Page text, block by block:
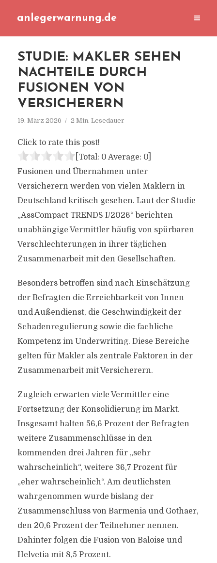
anlegerwarnung.de
STUDIE: MAKLER SEHEN
NACHTEILE DURCH
FUSIONEN VON
VERSICHERERN
19. März 2026 2 Min. Lesedauer
Click to rate this post!
[Total: 0 Average: 0]
Fusionen und Übernahmen unter
Versicherern werden von vielen Maklern in
Deutschland kritisch gesehen. Laut der Studie
„AssCompact TRENDS I/2026“ berichten
unabhängige Vermittler häufig von spürbaren
Verschlechterungen in ihrer täglichen
Zusammenarbeit mit den Gesellschaften.
Besonders betroffen sind nach Einschätzung
der Befragten die Erreichbarkeit von Innen-
und Außendienst, die Geschwindigkeit der
Schadenregulierung sowie die fachliche
Kompetenz im Underwriting. Diese Bereiche
gelten für Makler als zentrale Faktoren in der
Zusammenarbeit mit Versicherern.
Zugleich erwarten viele Vermittler eine
Fortsetzung der Konsolidierung im Markt.
Insgesamt halten 56,6 Prozent der Befragten
weitere Zusammenschlüsse in den
kommenden drei Jahren für „sehr
wahrscheinlich“, weitere 36,7 Prozent für
„eher wahrscheinlich“. Am deutlichsten
wahrgenommen wurde bislang der
Zusammenschluss von Barmenia und Gothaer,
den 20,6 Prozent der Teilnehmer nennen.
Dahinter folgen die Fusion von Baloise und
Helvetia mit 8,5 Prozent.